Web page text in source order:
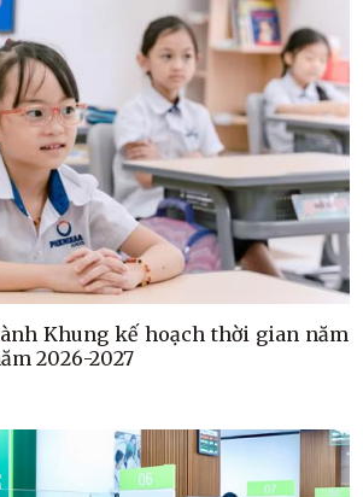
Khung kế hoạch thời gian năm
2026-2027